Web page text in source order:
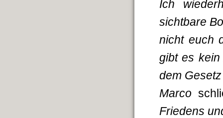
Ich
sichtbare
nicht euch
gibt es kein
dem
Marco
Friedens